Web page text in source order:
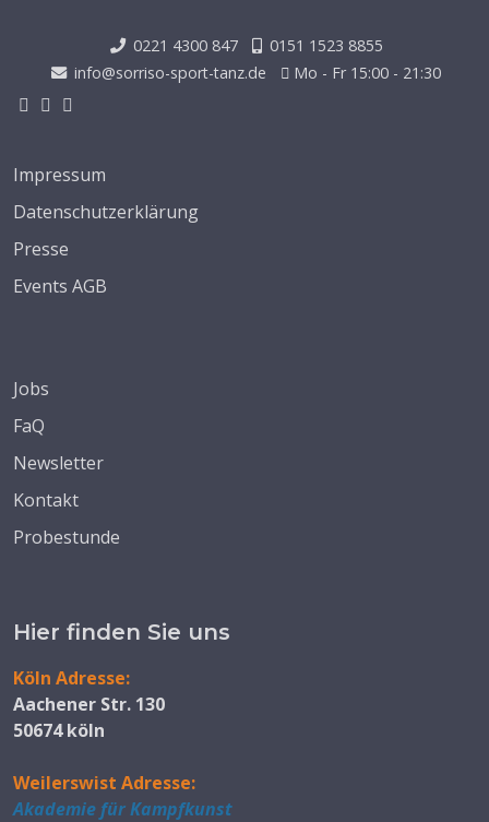
0221 4300 847
0151 1523 8855
info@sorriso-sport-tanz.de
Mo - Fr 15:00 - 21:30
Impressum
Datenschutzerklärung
Presse
Events AGB
Jobs
FaQ
Newsletter
Kontakt
Probestunde
Hier finden Sie uns
Köln Adresse:
Aachener Str. 130
50674 köln
Weilerswist Adresse:
Akademie für Kampfkunst